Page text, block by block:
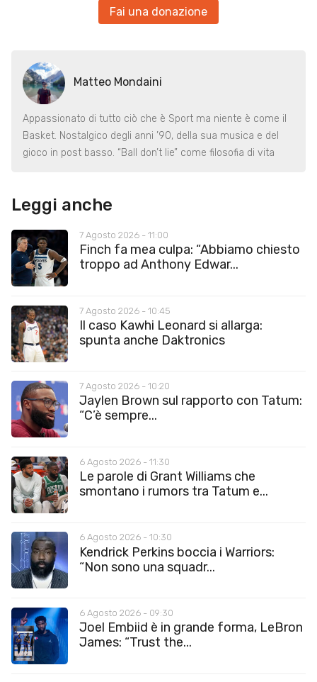
Fai una donazione
Matteo Mondaini
Appassionato di tutto ciò che è Sport ma niente è come il
Basket. Nostalgico degli anni ’90, della sua musica e del
gioco in post basso. “Ball don’t lie” come filosofia di vita
Leggi anche
7 Agosto 2026 - 11:00
Finch fa mea culpa: “Abbiamo chiesto
troppo ad Anthony Edwar...
7 Agosto 2026 - 10:45
Il caso Kawhi Leonard si allarga:
spunta anche Daktronics
7 Agosto 2026 - 10:20
Jaylen Brown sul rapporto con Tatum:
“C’è sempre...
6 Agosto 2026 - 11:30
Le parole di Grant Williams che
smontano i rumors tra Tatum e...
6 Agosto 2026 - 10:30
Kendrick Perkins boccia i Warriors:
“Non sono una squadr...
6 Agosto 2026 - 09:30
Joel Embiid è in grande forma, LeBron
James: “Trust the...